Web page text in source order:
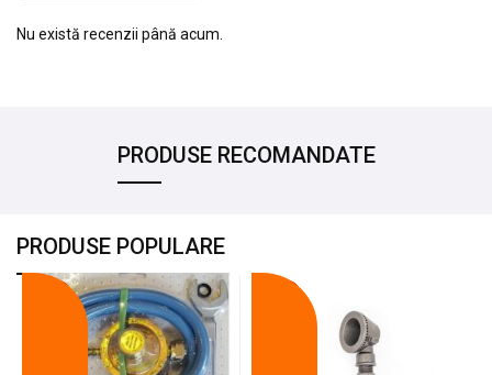
Nu există recenzii până acum.
PRODUSE RECOMANDATE
PRODUSE POPULARE